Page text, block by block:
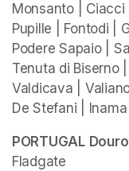
Monsanto |
Pupille | Fontodi |
Podere Sapaio |
Tenuta di Biserno
Valdicava |
De Stefani |
PORTUGAL Douro
Fladgate